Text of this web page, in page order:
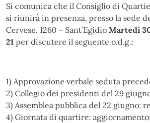
Si comunica che il Consiglio di
si riunirà in presenza, presso la sede
Cervese, 1260 – Sant’Egidio Martedì
21 per discutere il seguente o.d.g.:
1) Approvazione verbale seduta
2) Collegio dei presidenti del 29
3) Assemblea pubblica del 22 giugno:
4) Giornata di quartire: aggiornamento;